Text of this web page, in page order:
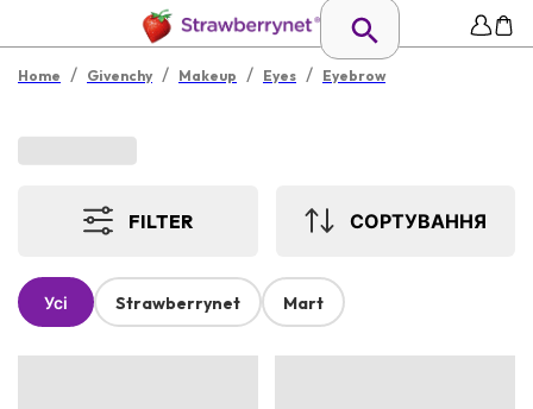
Home / Givenchy / Makeup / Eyes / Eyebrow
FILTER СОРТУВАННЯ
Усі Strawberrynet Mart